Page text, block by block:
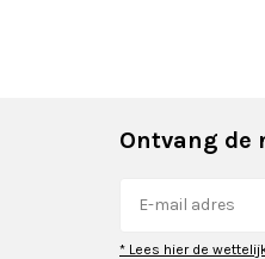
Ontvang de
* Lees hier de